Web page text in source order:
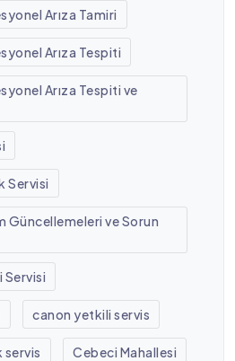
Arıza Tamiri
Arıza Tespiti
Arıza Tespiti ve
Servisi
Güncellemeleri ve Sorun
Servisi
canon yetkili servis
Cebeci Mahallesi